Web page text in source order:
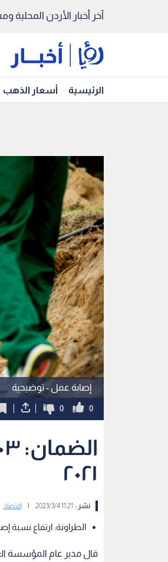
آخر أخبار الأردن المحلية
الرئيسية أسعار الذهب
إصابة عمل - توضيحية
0
0
٢٠٢١
نشر : 11:21 2023/3/4 اقتصاد
الطراونة: ارتفاع نسبة
قال مدير عام المؤسسة